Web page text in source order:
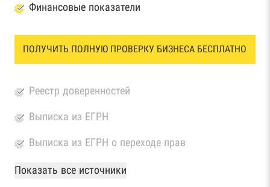
Финансовые показатели
ПОЛУЧИТЬ ПОЛНУЮ ПРОВЕРКУ БИЗНЕСА БЕСПЛАТНО
Реестр доверенностей
Выписка из ЕГРН
Выписка из ЕГРН о переходе прав
База Росстата
Показать все источники